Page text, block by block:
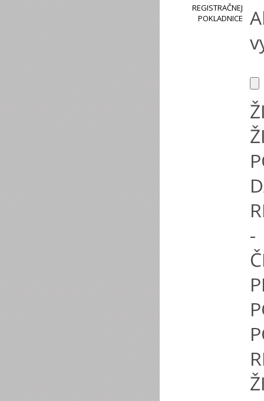
REGISTRAČNEJ
POKLADNICE
-